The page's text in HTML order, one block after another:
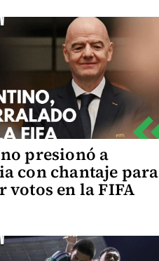
presionó a
con chantaje para
votos en la FIFA